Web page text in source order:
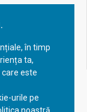
în timp
ta,
este
urile pe